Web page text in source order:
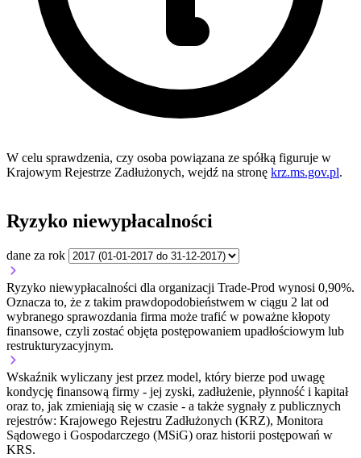
W celu sprawdzenia, czy osoba powiązana ze spółką figuruje w
Krajowym Rejestrze Zadłużonych, wejdź na stronę krz.ms.gov.pl.
Ryzyko niewypłacalności
dane za rok
Ryzyko niewypłacalności dla organizacji Trade-Prod wynosi 0,90%.
Oznacza to, że z takim prawdopodobieństwem w ciągu 2 lat od
wybranego sprawozdania firma może trafić w poważne kłopoty
finansowe, czyli zostać objęta postępowaniem upadłościowym lub
restrukturyzacyjnym.
Wskaźnik wyliczany jest przez model, który bierze pod uwagę
kondycję finansową firmy - jej zyski, zadłużenie, płynność i kapitał
oraz to, jak zmieniają się w czasie - a także sygnały z publicznych
rejestrów: Krajowego Rejestru Zadłużonych (KRZ), Monitora
Sądowego i Gospodarczego (MSiG) oraz historii postępowań w
KRS.